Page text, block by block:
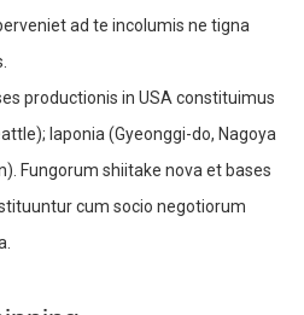
ad te incolumis ne tigna
productionis in USA constituimus
Iaponia (Gyeonggi-do, Nagoya
Fungorum shiitake nova et bases
cum socio negotiorum